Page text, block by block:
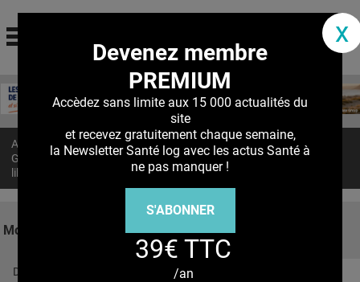
Jump to navigation
La communauté des professionnels de santé
MON COMPTE
S'ABONNER À LA REVUE SOIN À DOMICILE
E-REVUE SAD
Accueil > Actualités
GALÉNIQUE : La désorganisation permet parfois une meilleure
libération
Mots clés
Découvrez nos réseaux sociaux
x
Devenez membre
PREMIUM
Accèdez sans limite aux 15 000 actualités du
site
et recevez gratuitement chaque semaine,
la Newsletter Santé log avec les actus Santé à
ne pas manquer !
S'ABONNER
39€ TTC
/an